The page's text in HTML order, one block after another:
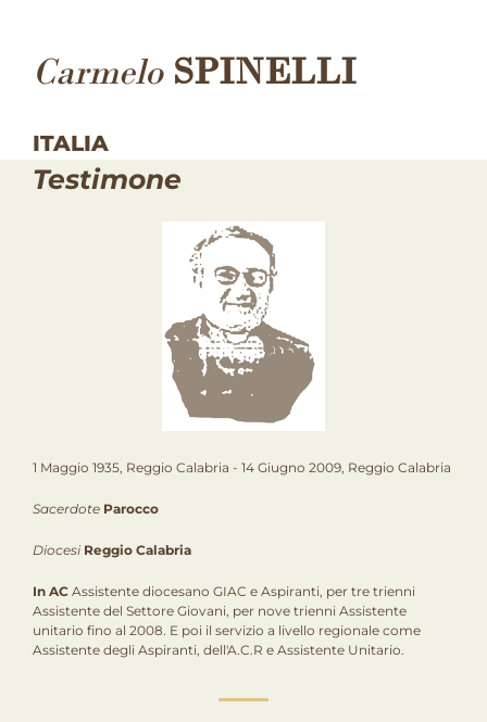
Carmelo SPINELLI
ITALIA
Testimone
1 Maggio 1935, Reggio Calabria - 14 Giugno 2009, Reggio Calabria
Sacerdote Parocco
Diocesi Reggio Calabria
In AC Assistente diocesano GIAC e Aspiranti, per tre trienni
Assistente del Settore Giovani, per nove trienni Assistente
unitario fino al 2008. E poi il servizio a livello regionale come
Assistente degli Aspiranti, dell'A.C.R e Assistente Unitario.